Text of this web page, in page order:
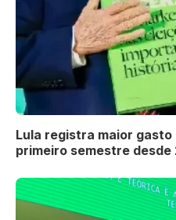
Lula registra maior
primeiro semestre desde